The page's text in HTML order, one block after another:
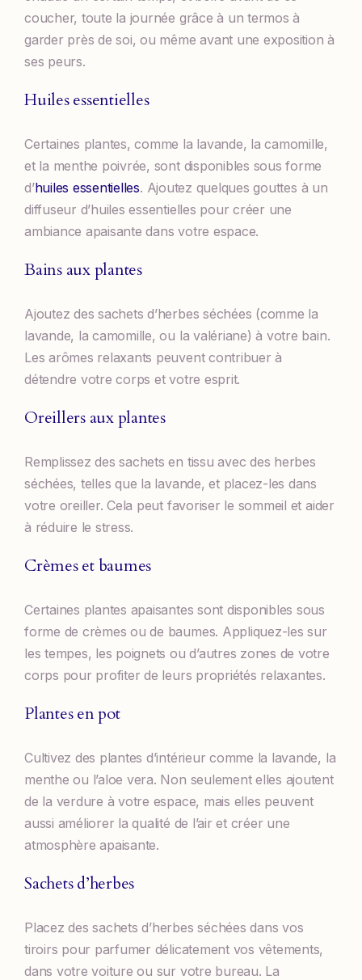
coucher, toute la journée grâce à un termos à
garder près de soi, ou même avant une exposition à
ses peurs.
Huiles essentielles
Certaines plantes, comme la lavande, la camomille,
et la menthe poivrée, sont disponibles sous forme
d’huiles essentielles. Ajoutez quelques gouttes à un
diffuseur d’huiles essentielles pour créer une
ambiance apaisante dans votre espace.
Bains aux plantes
Ajoutez des sachets d’herbes séchées (comme la
lavande, la camomille, ou la valériane) à votre bain.
Les arômes relaxants peuvent contribuer à
détendre votre corps et votre esprit.
Oreillers aux plantes
Remplissez des sachets en tissu avec des herbes
séchées, telles que la lavande, et placez-les dans
votre oreiller. Cela peut favoriser le sommeil et aider
à réduire le stress.
Crèmes et baumes
Certaines plantes apaisantes sont disponibles sous
forme de crèmes ou de baumes. Appliquez-les sur
les tempes, les poignets ou d’autres zones de votre
corps pour profiter de leurs propriétés relaxantes.
Plantes en pot
Cultivez des plantes d’intérieur comme la lavande, la
menthe ou l’aloe vera. Non seulement elles ajoutent
de la verdure à votre espace, mais elles peuvent
aussi améliorer la qualité de l’air et créer une
atmosphère apaisante.
Sachets d’herbes
Placez des sachets d’herbes séchées dans vos
tiroirs pour parfumer délicatement vos vêtements,
dans votre voiture ou sur votre bureau. La